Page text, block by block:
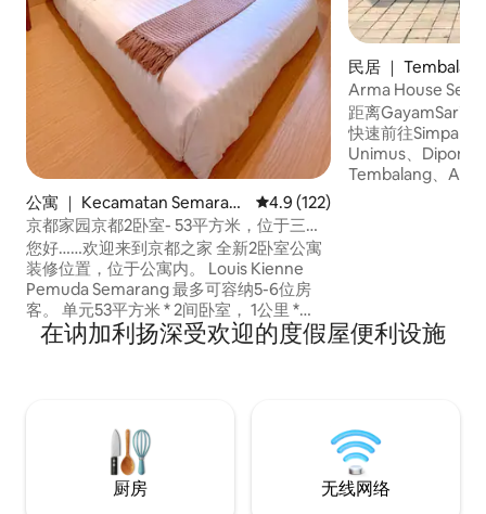
公寓 ｜ Kecamatan Semaran
g Tengah
平均评分 4.9 分（满分 5 分），
4.9 (122)
京都家园京都2卧室- 53平方米，位于三宝
垄市中心
您好……欢迎来到京都之家 全新2卧室公寓
装修位置，位于公寓内。 Louis Kienne
Pemuda Semarang 最多可容纳5-6位房
客。 单元53平方米 * 2间卧室， 1公里 *
R.Tamu dgn沙发床 *厨房+餐椅桌 * Balkon
Fasilitas - 32英寸LED电视+安卓盒子（
水机+加仑水 -电饭煲 -微波炉、电磁炉
民居 ｜
Arma House
租）
距离GayamSari收
快速前往Simpang
Unimus、
Tembalang、
常适合慢跑。
在讷加利扬深受欢迎的度假屋便利设施
厨房 无线网络